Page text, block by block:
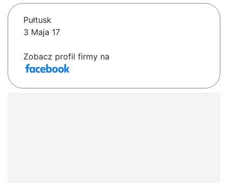
Pułtusk
3 Maja 17
Zobacz profil firmy na